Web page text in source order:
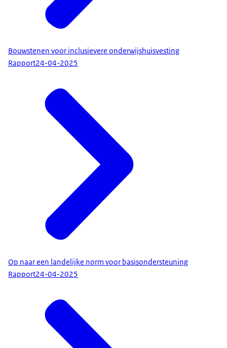
Bouwstenen voor inclusievere onderwijshuisvesting
Rapport24-04-2025
Op naar een landelijke norm voor basisondersteuning
Rapport24-04-2025